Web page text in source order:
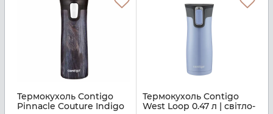
Термокухоль Contigo
Pinnacle Couture Indigo
Термокухоль Contigo
West Loop 0.47 л | світло-